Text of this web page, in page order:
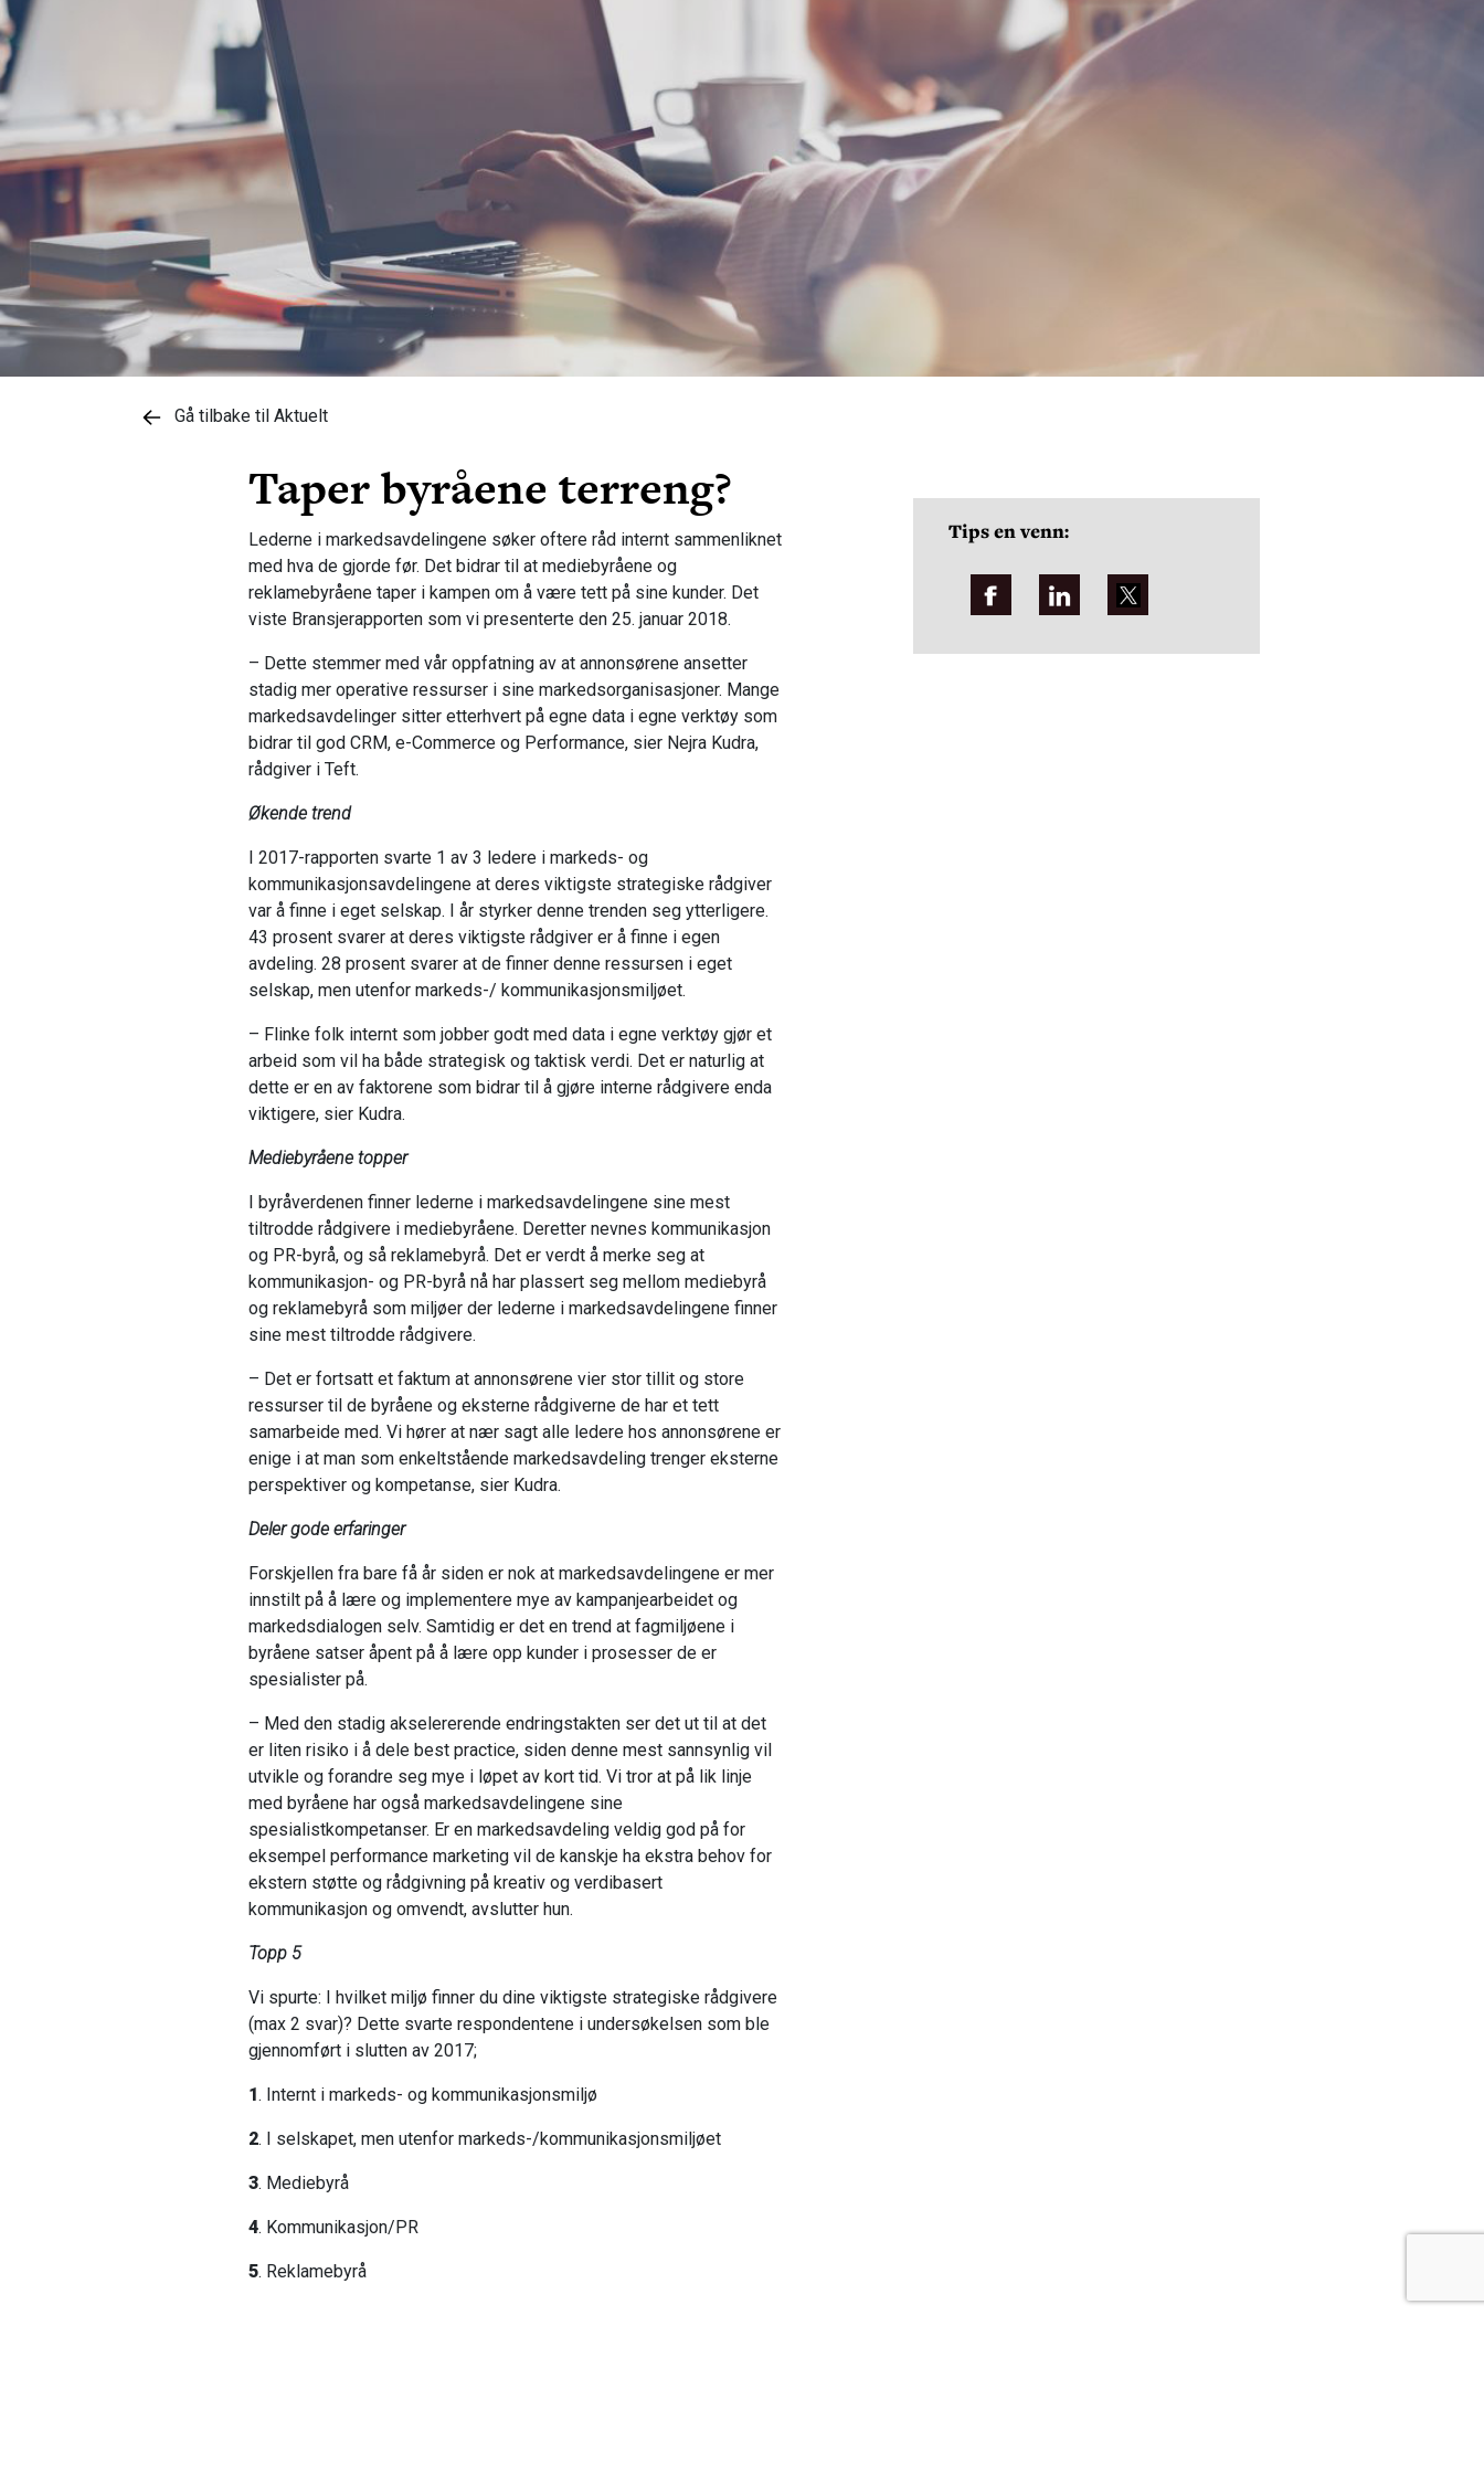
Gå tilbake til Aktuelt
Taper byråene terreng?
Lederne i markedsavdelingene søker oftere råd internt sammenliknet
med hva de gjorde før. Det bidrar til at mediebyråene og
reklamebyråene taper i kampen om å være tett på sine kunder. Det
viste Bransjerapporten som vi presenterte den 25. januar 2018.
– Dette stemmer med vår oppfatning av at annonsørene ansetter
stadig mer operative ressurser i sine markedsorganisasjoner. Mange
markedsavdelinger sitter etterhvert på egne data i egne verktøy som
bidrar til god CRM, e-Commerce og Performance, sier Nejra Kudra,
rådgiver i Teft.
Økende trend
I 2017-rapporten svarte 1 av 3 ledere i markeds- og
kommunikasjonsavdelingene at deres viktigste strategiske rådgiver
var å finne i eget selskap. I år styrker denne trenden seg ytterligere.
43 prosent svarer at deres viktigste rådgiver er å finne i egen
avdeling. 28 prosent svarer at de finner denne ressursen i eget
selskap, men utenfor markeds-/ kommunikasjonsmiljøet.
– Flinke folk internt som jobber godt med data i egne verktøy gjør et
arbeid som vil ha både strategisk og taktisk verdi. Det er naturlig at
dette er en av faktorene som bidrar til å gjøre interne rådgivere enda
viktigere, sier Kudra.
Mediebyråene topper
I byråverdenen finner lederne i markedsavdelingene sine mest
tiltrodde rådgivere i mediebyråene. Deretter nevnes kommunikasjon
og PR-byrå, og så reklamebyrå. Det er verdt å merke seg at
kommunikasjon- og PR-byrå nå har plassert seg mellom mediebyrå
og reklamebyrå som miljøer der lederne i markedsavdelingene finner
sine mest tiltrodde rådgivere.
– Det er fortsatt et faktum at annonsørene vier stor tillit og store
ressurser til de byråene og eksterne rådgiverne de har et tett
samarbeide med. Vi hører at nær sagt alle ledere hos annonsørene er
enige i at man som enkeltstående markedsavdeling trenger eksterne
perspektiver og kompetanse, sier Kudra.
Deler gode erfaringer
Forskjellen fra bare få år siden er nok at markedsavdelingene er mer
innstilt på å lære og implementere mye av kampanjearbeidet og
markedsdialogen selv. Samtidig er det en trend at fagmiljøene i
byråene satser åpent på å lære opp kunder i prosesser de er
spesialister på.
– Med den stadig akselererende endringstakten ser det ut til at det
er liten risiko i å dele best practice, siden denne mest sannsynlig vil
utvikle og forandre seg mye i løpet av kort tid. Vi tror at på lik linje
med byråene har også markedsavdelingene sine
spesialistkompetanser. Er en markedsavdeling veldig god på for
eksempel performance marketing vil de kanskje ha ekstra behov for
ekstern støtte og rådgivning på kreativ og verdibasert
kommunikasjon og omvendt, avslutter hun.
Topp 5
Vi spurte: I hvilket miljø finner du dine viktigste strategiske rådgivere
(max 2 svar)? Dette svarte respondentene i undersøkelsen som ble
gjennomført i slutten av 2017;
1. Internt i markeds- og kommunikasjonsmiljø
2. I selskapet, men utenfor markeds-/kommunikasjonsmiljøet
3. Mediebyrå
4. Kommunikasjon/PR
5. Reklamebyrå
Tips en venn: